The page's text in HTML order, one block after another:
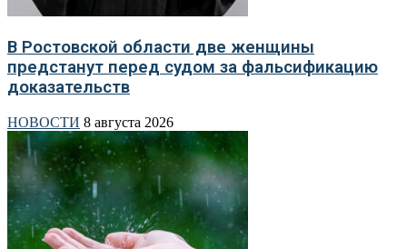
В Ростовской области две женщины
предстанут перед судом за фальсификацию
доказательств
НОВОСТИ 8 августа 2026